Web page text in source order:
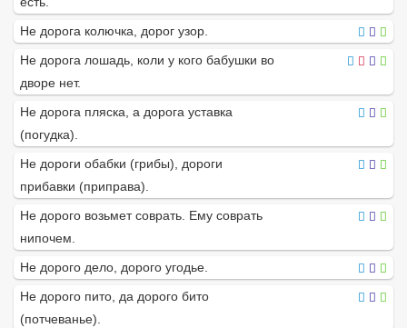
Не дорога колючка, дорог узор.
Не дорога лошадь, коли у кого бабушки во
дворе нет.
Не дорога пляска, а дорога уставка
(погудка).
Не дороги обабки (грибы), дороги
прибавки (приправа).
Не дорого возьмет соврать. Ему соврать
нипочем.
Не дорого дело, дорого угодье.
Не дорого пито, да дорого бито
(потчеванье).